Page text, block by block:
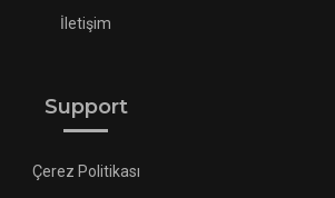
İletişim
Support
Çerez Politikası